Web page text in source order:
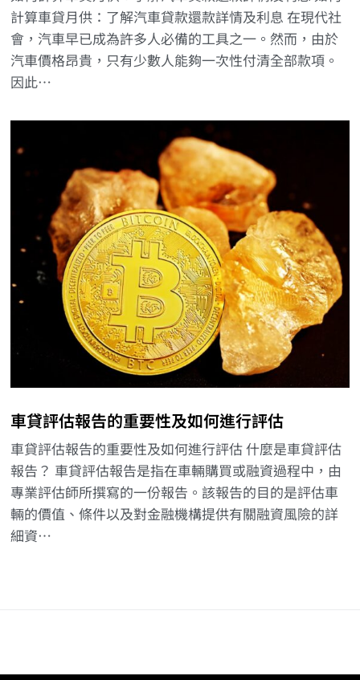
計算車貸月供：了解汽車貸款還款詳情及利息 在現代社
會，汽車早已成為許多人必備的工具之一。然而，由於
汽車價格昂貴，只有少數人能夠一次性付清全部款項。
因此…
車貸評估報告的重要性及如何進行評估
車貸評估報告的重要性及如何進行評估 什麼是車貸評估
報告？ 車貸評估報告是指在車輛購買或融資過程中，由
專業評估師所撰寫的一份報告。該報告的目的是評估車
輛的價值、條件以及對金融機構提供有關融資風險的詳
細資…